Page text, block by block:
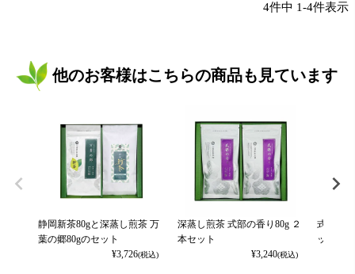
4件中 1-4件表示
他のお客様はこちらの商品も見ています
静岡新茶80gと深蒸し煎茶 万
葉の郷80gのセット
¥3,726(税込)
深蒸し煎茶 式部の香り80g ２
本セット
¥3,240(税込)
式部の
ット